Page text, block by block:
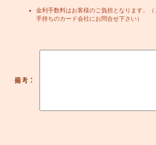
金利手数料はお客様のご負担となります。
手持ちのカード会社にお問合せ下さい）